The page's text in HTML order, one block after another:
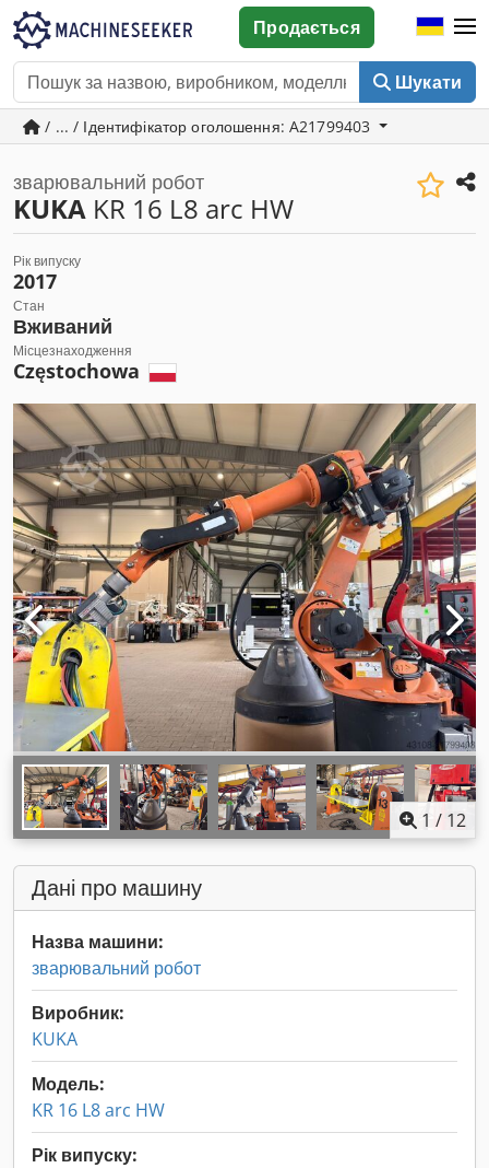
Шукати
Продається
/ ... / Ідентифікатор оголошення: A21799403
зварювальний робот
KUKA KR 16 L8 arc HW
Рік випуску
2017
Стан
Вживаний
Місцезнаходження
Częstochowa
1 / 12
Дані про машину
Назва машини:
зварювальний робот
Виробник:
KUKA
Модель:
KR 16 L8 arc HW
Рік випуску: